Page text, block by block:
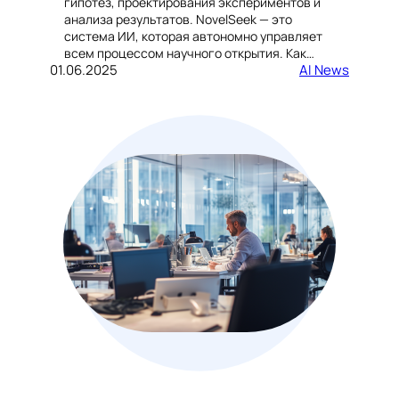
анализа результатов. NovelSeek — это
система ИИ, которая автономно управляет
всем процессом научного открытия. Как…
01.06.2025 AI News